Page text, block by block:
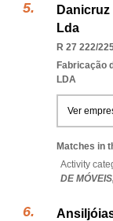
Lda
R 27 222/
Fabricação
LDA
Ver
Matches in
Activity
DE